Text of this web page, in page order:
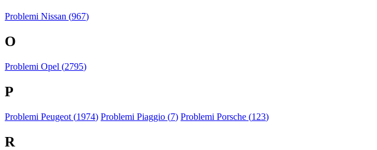
Problemi Nissan (967)
O
Problemi Opel (2795)
P
Problemi Peugeot (1974) Problemi Piaggio (7) Problemi Porsche (123)
R